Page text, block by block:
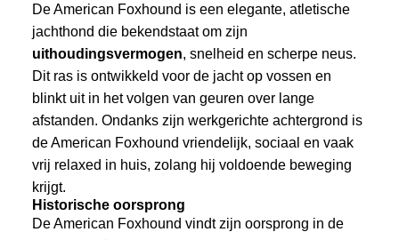
De American Foxhound is een elegante, atletische
jachthond die bekendstaat om zijn
uithoudingsvermogen, snelheid en scherpe neus.
Dit ras is ontwikkeld voor de jacht op vossen en
blinkt uit in het volgen van geuren over lange
afstanden. Ondanks zijn werkgerichte achtergrond is
de American Foxhound vriendelijk, sociaal en vaak
vrij relaxed in huis, zolang hij voldoende beweging
krijgt.
Historische oorsprong
De American Foxhound vindt zijn oorsprong in de